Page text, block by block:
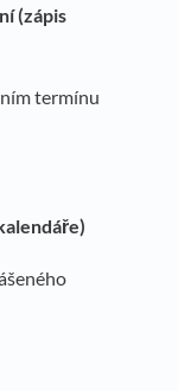
(zápis
termínu